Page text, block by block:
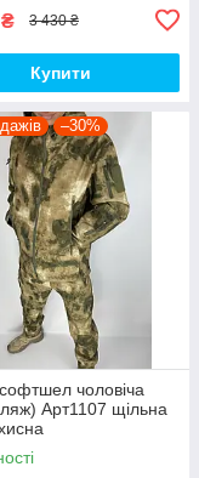
₴ 3 430 ₴
Купити
–30%
чоловіча
Арт1107 щільна
на